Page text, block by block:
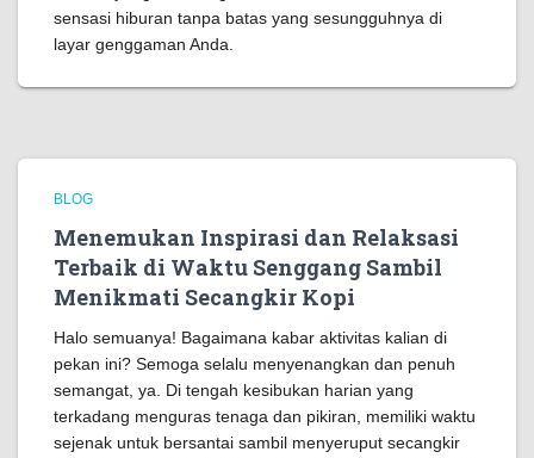
sensasi hiburan tanpa batas yang sesungguhnya di
layar genggaman Anda.
BLOG
Menemukan Inspirasi dan Relaksasi
Terbaik di Waktu Senggang Sambil
Menikmati Secangkir Kopi
Halo semuanya! Bagaimana kabar aktivitas kalian di
pekan ini? Semoga selalu menyenangkan dan penuh
semangat, ya. Di tengah kesibukan harian yang
terkadang menguras tenaga dan pikiran, memiliki waktu
sejenak untuk bersantai sambil menyeruput secangkir